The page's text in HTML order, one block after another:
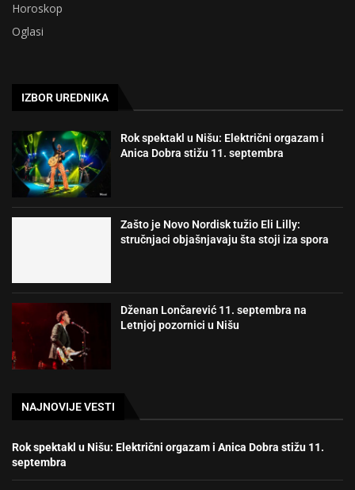
Horoskop
Oglasi
IZBOR UREDNIKA
Rok spektakl u Nišu: Električni orgazam i
Anica Dobra stižu 11. septembra
Zašto je Novo Nordisk tužio Eli Lilly:
stručnjaci objašnjavaju šta stoji iza spora
Dženan Lončarević 11. septembra na
Letnjoj pozornici u Nišu
NAJNOVIJE VESTI
Rok spektakl u Nišu: Električni orgazam i Anica Dobra stižu 11.
septembra